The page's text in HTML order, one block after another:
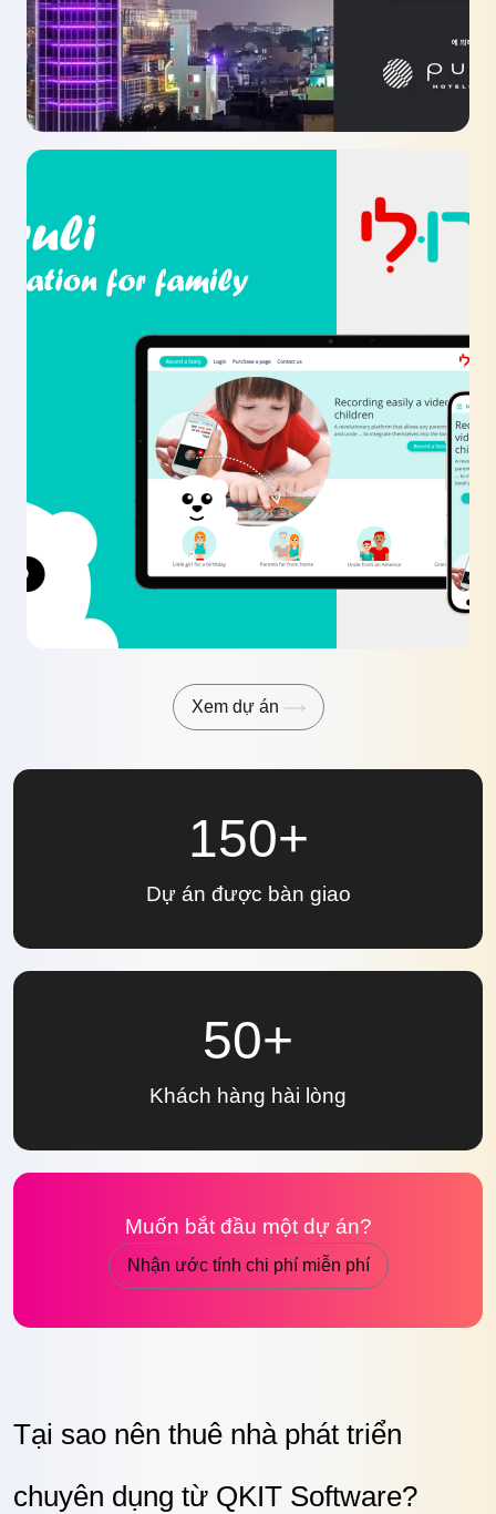
Xem dự án
150+
Dự án được bàn giao
50+
Khách hàng hài lòng
Muốn bắt đầu một dự án?
Nhận ước tính chi phí miễn phí
Tại sao nên thuê nhà phát triển
chuyên dụng từ QKIT Software?